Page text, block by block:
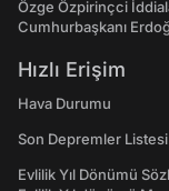
Özge Özpirinçci
Cumhurbaşkanı
Hızlı Erişim
Hava Durumu
Son Depremler Listesi
Evlilik Yıl Dönümü